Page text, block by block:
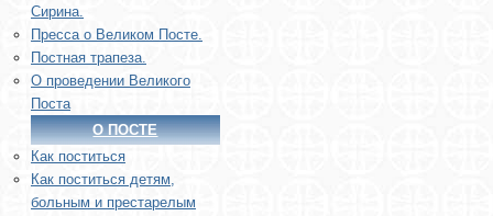
Сирина.
Пресса о Великом Посте.
Постная трапеза.
О проведении Великого
Поста
О ПОСТЕ
Как поститься
Как поститься детям,
больным и престарелым